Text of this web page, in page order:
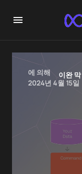
에 의해
이완 막
2024년 4월 15일